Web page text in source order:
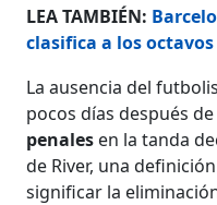
LEA TAMBIÉN:
clasifica a los
La ausencia del
pocos días después
penales en la tanda
de River, una
significar la